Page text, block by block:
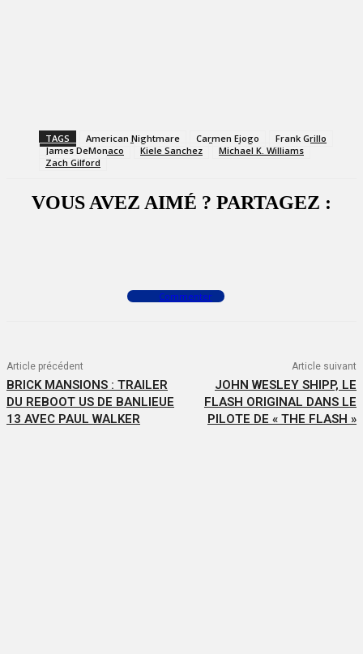
TAGS American Nightmare Carmen Ejogo
Frank Grillo
James DeMonaco
Kiele Sanchez
Michael K. Williams
Zach Gilford
VOUS AVEZ AIMÉ ? PARTAGEZ :
Commenter
Article précédent
BRICK MANSIONS : TRAILER
DU REBOOT US DE BANLIEUE
13 AVEC PAUL WALKER
Article suivant
JOHN WESLEY SHIPP, LE
FLASH ORIGINAL DANS LE
PILOTE DE « THE FLASH »